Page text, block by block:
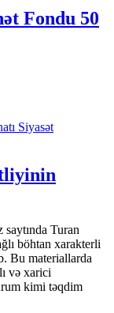
Fondu 50
Siyasət
Turan
böhtan xarakterli
Bu materiallarda
və xarici
kimi təqdim